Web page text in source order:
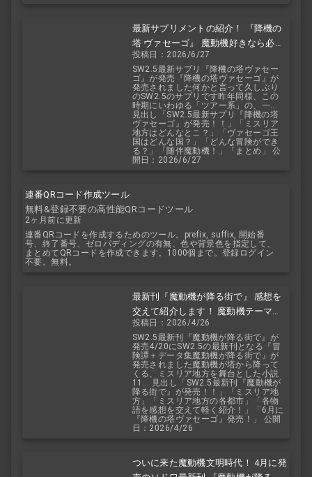
最新サプリメントの紹介！ 『降機の
塔 ヴァセーゴ』 魔動機好きなら必
見！ 随伴魔動機と旅に出よう！
投稿日：2026/6/27
SW2.5最新サプリ『降機の塔ヴァセー
ゴ』が発売『降機の塔ヴァセーゴ』が
発売されました何かと言って久しぶり
のSW2.5のサプリです昨年同様、この
時期にいわゆる「ツアー系」の、一...
見出し「SW2.5最新サプリ『降機の塔
ヴァセーゴ』が発売！！」「ミスリア
地方はどんなとこ？」「ヴァセーゴ王
国はどんな国？」「どんな冒険ができ
る？」「随伴魔動機！」「まとめ」 公
開日：2026/6/27
連番QRコード作成ツール
無料&登録不要の高性能QRコードツール
2ヶ月前に更新
連番QRコードを作成するためのツール。prefix, suffix, 開始番
号、終了番号、ゼロパディングの有無、色や背景色を指定して、
まとめてQRコードを作成できます。1000個まで。登録ログイン
不要。無料。
最新刊『魔動機が降る街で』 感想を
交えて紹介します！ 魔動機テーマの
小説！ おもしろいデータも多数！
投稿日：2026/4/26
SW2.5最新刊『魔動機が降る街で』が
発売4/20にSW2.5の最新刊となる『冒
険譚＋データ集魔動機が降る街で』が
発売されました魔動機が塔から降って
くる、ミスリア地方を舞台とした小説
11... 見出し「SW2.5最新刊『魔動機が
降る街で』が発売！！」「ミスリア地
方」「ミスリア地方の各都市」「各物
語を感想を交えて軽く紹介！」「6月に
『降機の塔ヴァセーゴ』発売！」 公開
日：2026/4/26
ついに来た魔動機文明時代！ 4月に発